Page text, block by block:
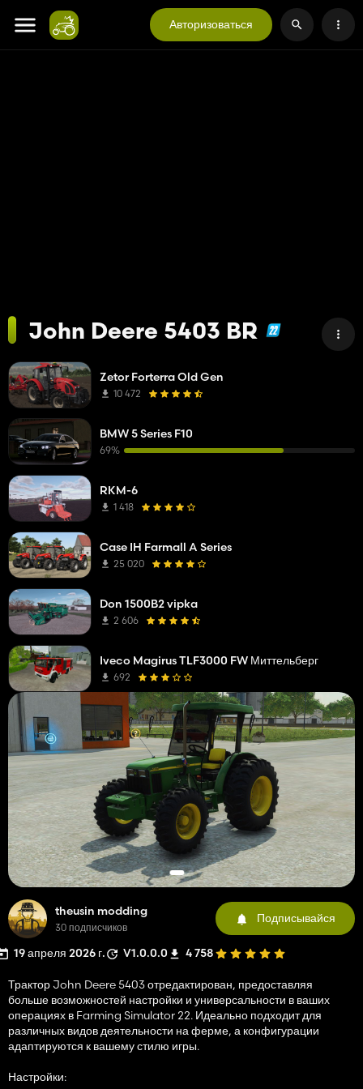
Авторизоваться
John Deere 5403 BR
theusin modding
30 подписчиков
Подписывайся
19 апреля 2026 г. V1.0.0.0 4 758
Трактор John Deere 5403 отредактирован, предоставляя
больше возможностей настройки и универсальности в ваших
операциях в Farming Simulator 22. Идеально подходит для
различных видов деятельности на ферме, а конфигурации
адаптируются к вашему стилю игры.
Настройки:
Zetor Forterra Old Gen
10 472
BMW 5 Series F10
69%
RKM-6
1 418
Case IH Farmall A Series
25 020
Don 1500B2 vipka
2 606
Iveco Magirus TLF3000 FW Миттельберг
692